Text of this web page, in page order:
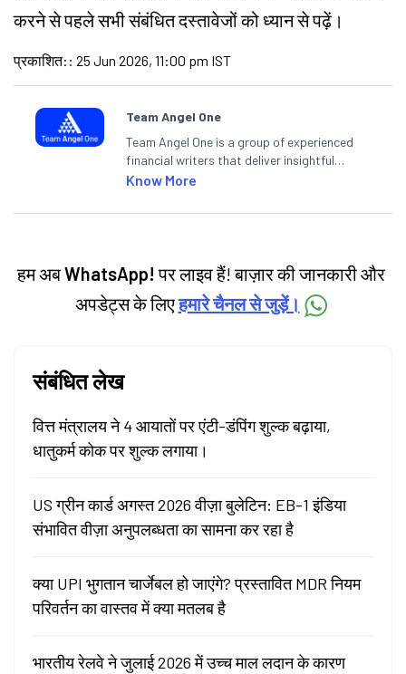
करने से पहले सभी संबंधित दस्तावेजों को ध्यान से पढ़ें।
प्रकाशित: : 25 Jun 2026, 11:00 pm IST
Team Angel One
Team Angel One is a group of experienced
financial writers that deliver insightful
articles on the stock market, IPO, economy,
categories.
Know More
हम अबWhatsApp! पर लाइव हैं! बाज़ार की जानकारी और
अपडेट्स के लिएहमारे चैनल से जुड़ें।
संबंधित लेख
वित्त मंत्रालय ने 4 आयातों पर एंटी-डंपिंग शुल्क बढ़ाया,
धातुकर्म कोक पर शुल्क लगाया।
US ग्रीन कार्ड अगस्त 2026 वीज़ा बुलेटिन: EB-1 इंडिया
संभावित वीज़ा अनुपलब्धता का सामना कर रहा है
क्या UPI भुगतान चार्जेबल हो जाएंगे? प्रस्तावित MDR नियम
परिवर्तन का वास्तव में क्या मतलब है
भारतीय रेलवे ने जुलाई 2026 में उच्च माल लदान के कारण